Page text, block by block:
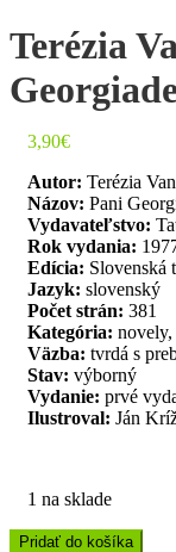
Terézia
3,90€
Autor: Terézia
Názov: Pani
Vydavateľstvo:
Rok vydania:
Edícia: Slovenská
Jazyk: slovenský
Počet strán: 381
Kategória:
Väzba: tvrdá s
Stav: výborný
Vydanie: prvé
Ilustroval: Ján
1 na sklade
Pridať do košíka